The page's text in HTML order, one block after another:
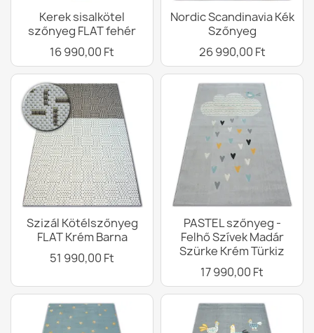
Kerek sisalkötel
szőnyeg FLAT fehér
16 990,00 Ft
Nordic Scandinavia Kék
Szőnyeg
26 990,00 Ft
Szizál Kötélszőnyeg
FLAT Krém Barna
51 990,00 Ft
PASTEL szőnyeg -
Felhő Szívek Madár
Szürke Krém Türkiz
17 990,00 Ft